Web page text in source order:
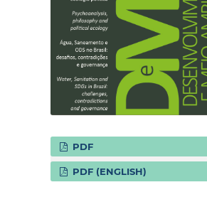
PDF
PDF (ENGLISH)